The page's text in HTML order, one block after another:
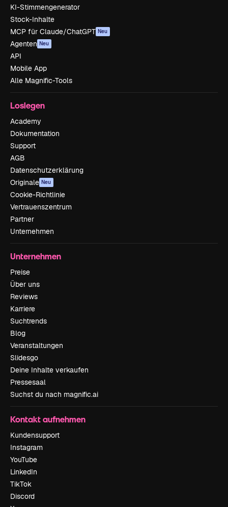
KI-Stimmengenerator
Stock-Inhalte
MCP für Claude/ChatGPT Neu
Agenten Neu
API
Mobile App
Alle Magnific-Tools
Loslegen
Academy
Dokumentation
Support
AGB
Datenschutzerklärung
Originale Neu
Cookie-Richtlinie
Vertrauenszentrum
Partner
Unternehmen
Unternehmen
Preise
Über uns
Reviews
Karriere
Suchtrends
Blog
Veranstaltungen
Slidesgo
Deine Inhalte verkaufen
Pressesaal
Suchst du nach magnific.ai
Kontakt aufnehmen
Kundensupport
Instagram
YouTube
LinkedIn
TikTok
Discord